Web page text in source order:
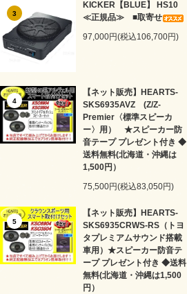
3
KICKER【BLUE】 HS10
≪正規品≫ ■取寄せ
97,000円(税込106,700円)
4
【ネット販売】HEARTS-
SKS6935AVZ (Z/Z-
Premier〈標準スピーカ
ー〉用） ★スピーカー防
音テープ プレゼント付き ◆
送料無料(北海道・沖縄は
1,500円）
75,500円(税込83,050円)
5
【ネット販売】HEARTS-
SKS6935CRWS-RS（トヨ
タプレミアムサウンド搭載
車用）★スピーカー防音テ
ープ プレゼント付き ◆送料
無料(北海道・沖縄は1,500
円）